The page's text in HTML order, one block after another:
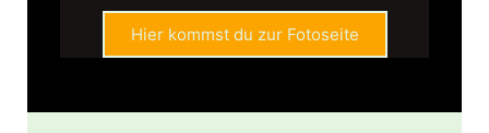
Hier kommst du zur Fotoseite